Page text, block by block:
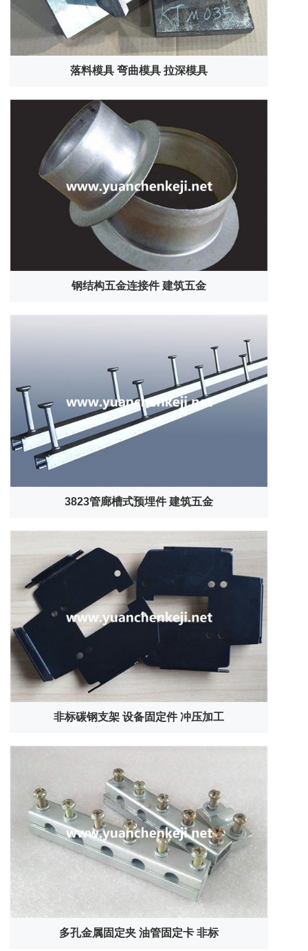
落料模具 弯曲模具 拉深模具
钢结构五金连接件 建筑五金
3823管廊槽式预埋件 建筑五金
非标碳钢支架 设备固定件 冲压加工
多孔金属固定夹 油管固定卡 非标